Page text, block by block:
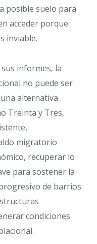
posible suelo para
acceder porque
inviable.
informes, la
no puede ser
alternativa
Treinta y Tres,
migratorio
recuperar lo
para sostener la
de barrios
condiciones